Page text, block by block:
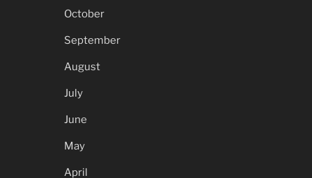
October
September
August
July
June
May
April